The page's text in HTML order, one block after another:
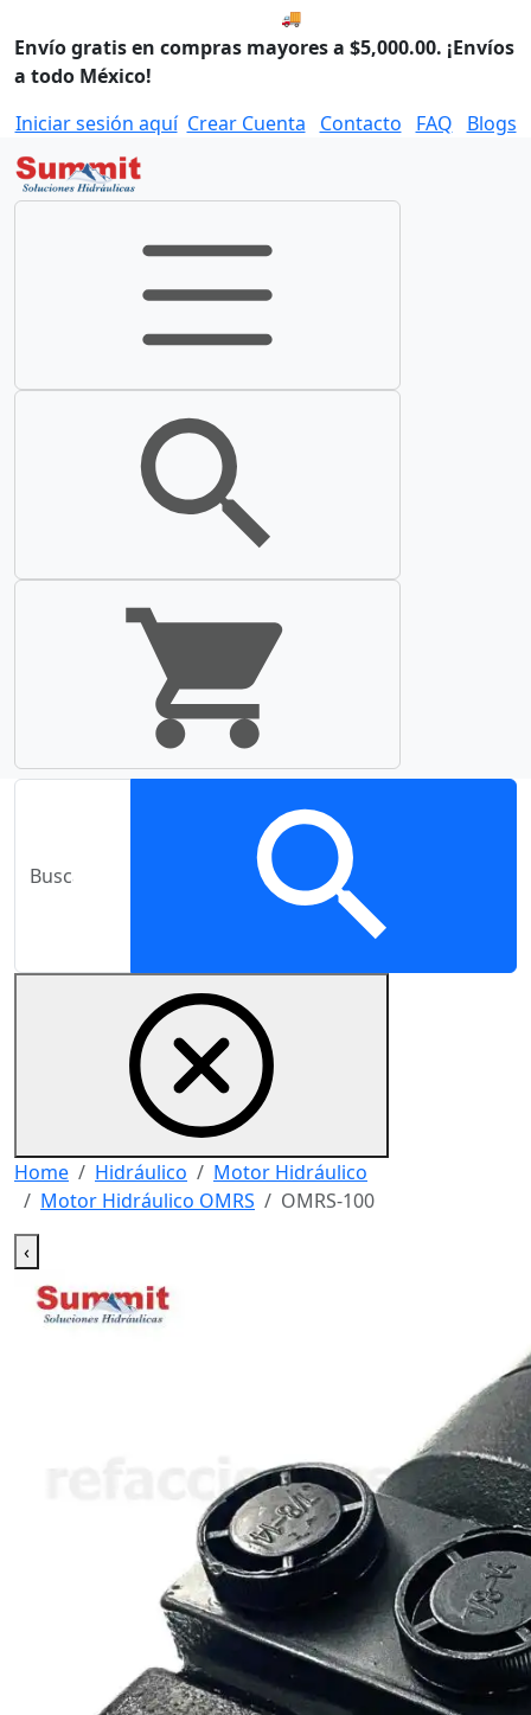
🚚 Envío el Viernes, 07 de
Envío gratis en compras mayores a $5,000.00. ¡Envíos
a todo México!
Iniciar sesión aquí Crear Cuenta Contacto FAQ Blogs
Home Hidráulico
Motor Hidráulico
Motor Hidráulico OMRS
OMRS-100
‹